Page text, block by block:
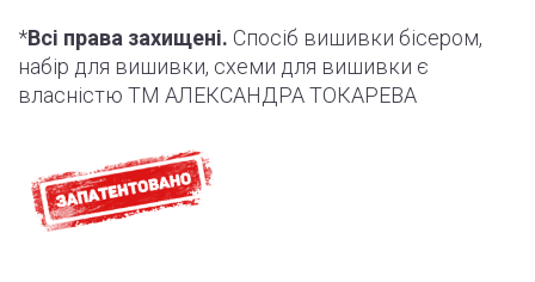
*Всі права захищені. Спосіб вишивки бісером,
набір для вишивки, схеми для вишивки є
власністю ТМ АЛЕКСАНДРА ТОКАРЕВА